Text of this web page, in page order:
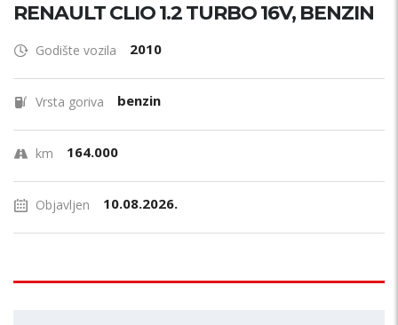
RENAULT CLIO 1.2 TURBO 16V, BENZIN
Godište vozila 2010
Vrsta goriva benzin
km 164.000
Objavljen 10.08.2026.